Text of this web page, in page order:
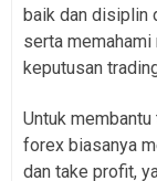
baik dan disiplin
serta
keputusan
Untuk
forex biasanya
dan take profit,